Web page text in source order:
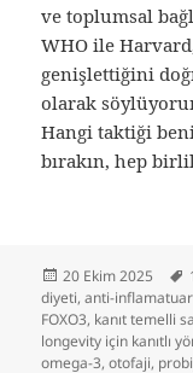
ve toplumsal
WHO ile
genişlettiğini
olarak
Hangi taktiği
bırakın, hep
Yayın
tarihi
20 Ekim 2025
diyeti,anti-
FOXO3, kanıt temelli
longevity için kanıtlı
omega-3,otofaji,